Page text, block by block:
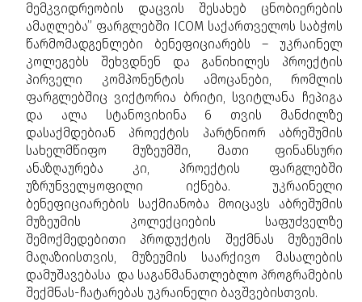
მემკვიდრეობის დაცვის შესახებ ცნობიერების
ამაღლება” ფარგლებში ICOM საქართველოს საბჭოს
წარმომადგენლები ბენეფიციარებს – უკრაინელ
კოლეგებს შეხვდნენ და განიხილეს პროექტის
პირველი კომპონენტის ამოცანები, რომლის
ფარგლებშიც ვიქტორია ბრიტი, სვიტლანა ჩეპიგა
და ალა სტანოვიხინა 6 თვის მანძილზე
დასაქმდებიან პროექტის პარტნიორ აბრეშუმის
სახელმწიფო მუზეუმში, მათი ფინანსური
ანაზღაურება კი, პროექტის ფარგლებში
უზრუნველყოფილი იქნება. უკრაინელი
ბენეფიციარების საქმიანობა მოიცავს აბრეშუმის
მუზეუმის კოლექციების საფუძველზე
შემოქმედებითი პროდუქტის შექმნას მუზეუმის
მაღაზიისთვის, მუზეუმის საარქივო მასალების
დამუშავებასა და საგანმანათლებლო პროგრამების
შექმნას-ჩატარებას უკრაინელი ბავშვებისთვის.